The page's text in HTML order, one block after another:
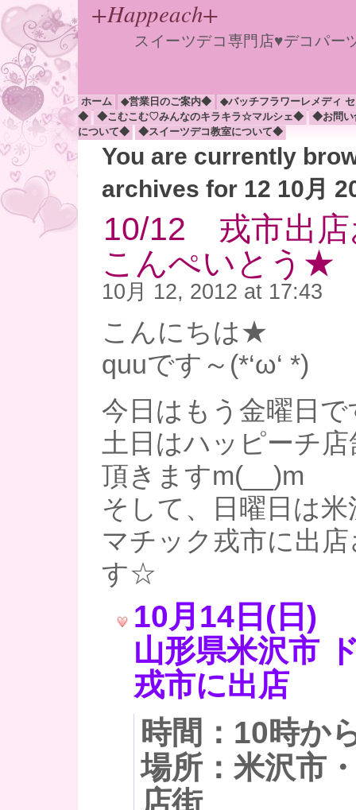
+Happeach+
スイーツデコ専門店♥デコパ
ホーム ◆営業日のご案内◆
◆バッチフラワーレメディ
◆
◆こむこむ♡みんなのキラキラ☆マルシェ◆
◆お問
について◆
◆スイーツデコ教室について◆
You are currently
archives for 12 10月
10/12 戎市出店
こんぺいとう★
10月 12, 2012 at 17:43
こんにちは★
quuです～(*‘ω‘ *)
今日はもう金曜日で
土日はハッピーチ
頂きますm(__)m
そして、日曜日は
マチック戎市に出
す☆
10月14日(日)
山形県米沢市
戎市に出店
時間：10時か
場所：米沢市
店街